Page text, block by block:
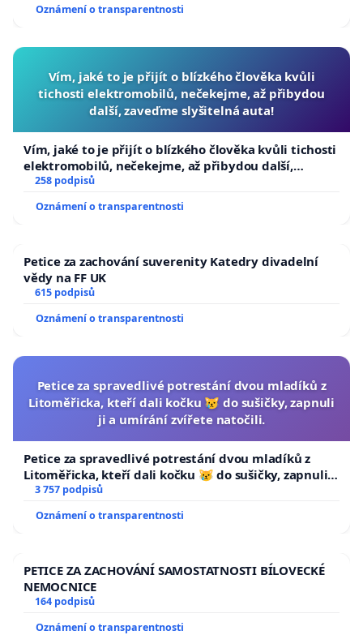
Oznámení o transparentnosti
Vím, jaké to je přijít o blízkého člověka kvůli
tichosti elektromobilů, nečekejme, až přibydou
další, zaveďme slyšitelná auta!
Vím, jaké to je přijít o blízkého člověka kvůli tichosti
elektromobilů, nečekejme, až přibydou další,
zaveďme slyšitelná auta!
258 podpisů
Oznámení o transparentnosti
Petice za zachování suverenity Katedry divadelní
vědy na FF UK
615 podpisů
Oznámení o transparentnosti
Petice za spravedlivé potrestání dvou mladíků z
Litoměřicka, kteří dali kočku 😿 do sušičky, zapnuli
ji a umírání zvířete natočili.
Petice za spravedlivé potrestání dvou mladíků z
Litoměřicka, kteří dali kočku 😿 do sušičky, zapnuli ji
a umírání zvířete natočili.
3 757 podpisů
Oznámení o transparentnosti
PETICE ZA ZACHOVÁNÍ SAMOSTATNOSTI BÍLOVECKÉ
NEMOCNICE
164 podpisů
Oznámení o transparentnosti